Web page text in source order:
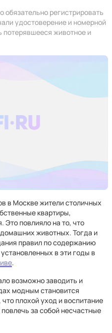
регистрировать
удостоверение и номерной
потерявшееся животное и
в Москве жители столичных
квартиры,
повлияло на то, что
животных. Тогда и
правил по содержанию
в эти годы в
.
возможно заводить и
модным становится
плохой уход и воспитание
за собой несчастные